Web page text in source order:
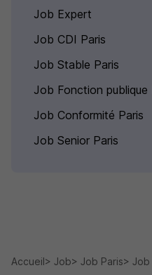
Job Expert
Job CDI Paris
Job Stable Paris
Job Fonction publique
Job Conformité Paris
Job Senior Paris
Accueil Job Job Paris
Job